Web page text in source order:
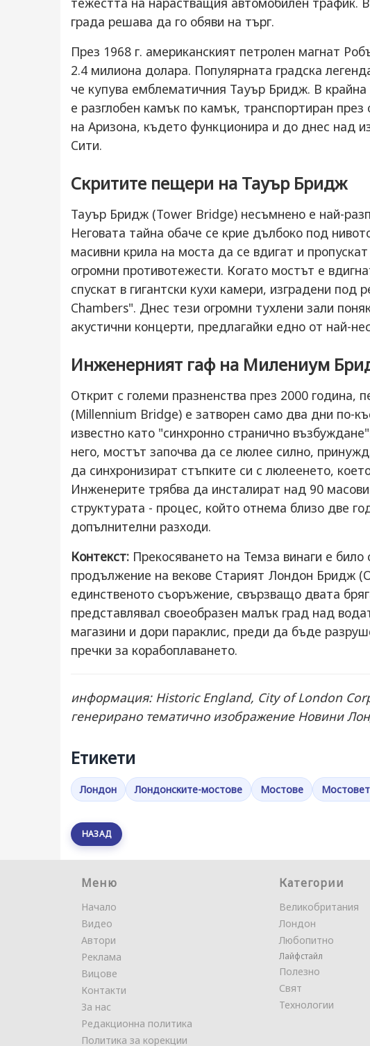
града решава да го обяви на търг.
През 1968 г. американският петролен магнат
2.4 милиона долара. Популярната градска
че купува емблематичния Тауър Бридж. В
е разглобен камък по камък, транспортиран през
на Аризона, където функционира и до днес над
Сити.
Скритите пещери на Тауър Бридж
Тауър Бридж (Tower Bridge) несъмнено е най-
Неговата тайна обаче се крие дълбоко под
масивни крила на моста да се вдигат и
огромни противотежести. Когато мостът е
спускат в гигантски кухи камери, изградени под
Chambers". Днес тези огромни тухлени зали
акустични концерти, предлагайки едно от най-
Инженерният гаф на Милениум
Открит с големи празненства през 2000
(Millennium Bridge) е затворен само два дни по-
известно като "синхронно странично
него, мостът започва да се люлее силно,
да синхронизират стъпките си с люлеенето,
Инженерите трябва да инсталират над 90
структурата - процес, който отнема близо две
допълнителни разходи.
Контекст: Прекосяването на Темза винаги е
продължение на векове Старият Лондон Бридж
единственото съоръжение, свързващо двата
представлявал своеобразен малък град над
магазини и дори параклис, преди да бъде
пречки за корабоплаването.
информация: Historic England, City of London
генерирано тематично изображение Новини
Етикети
Лондон Лондонските-мостове Мостове
НАЗАД
Меню
Начало
Видео
Автори
Реклама
Вицове
Контакти
За нас
Редакционна политика
Политика за корекции
Категории
Великобритания
Лондон
Любопитно
Лайфстайл
Полезно
Свят
Технологии